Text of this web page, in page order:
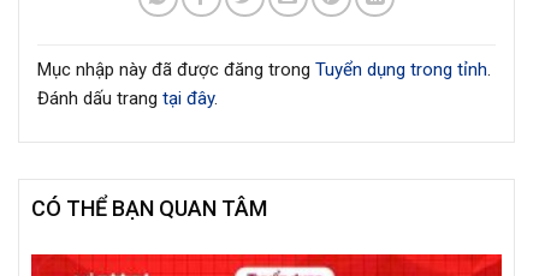
Mục nhập này đã được đăng trong Tuyển dụng trong tỉnh.
Đánh dấu trang tại đây.
CÓ THỂ BẠN QUAN TÂM